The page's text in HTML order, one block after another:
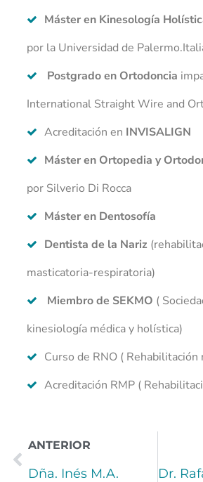
Máster en Kinesología
por la Universidad de
Postgrado en Ortodoncia
International Straight Wire and
Acreditación en INVISALIGN
Máster en Ortopedia y
por Silverio Di Rocca
Máster en Dentosofía
Dentista de la Nariz
masticatoria-respiratoria)
Miembro de SEKMO (
kinesiología médica y holística)
Curso de RNO (
Acreditación RMP (
ANTERIOR
Dña. Inés M.A.